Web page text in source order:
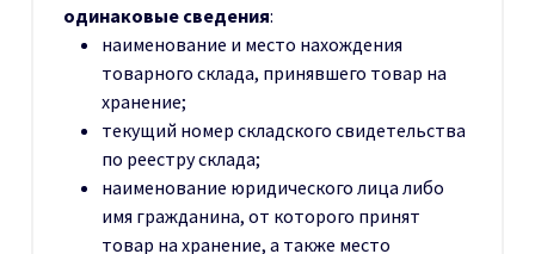
одинаковые сведения:
наименование и место нахождения
товарного склада, принявшего товар на
хранение;
текущий номер складского свидетельства
по реестру склада;
наименование юридического лица либо
имя гражданина, от которого принят
товар на хранение, а также место